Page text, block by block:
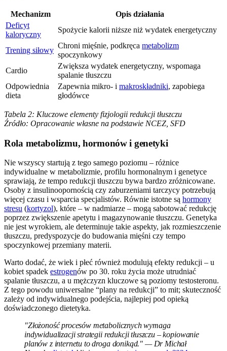
Mechanizm
Opis działania
Deficyt
kaloryczny
Spożycie kalorii niższe niż wydatek energetyczny
Trening siłowy
Chroni mięśnie, podkręca metabolizm
spoczynkowy
Cardio
Zwiększa wydatek energetyczny, wspomaga
spalanie tłuszczu
Odpowiednia
dieta
Zapewnia mikro- i makroskładniki, zapobiega
głodówce
Tabela 2: Kluczowe elementy fizjologii redukcji tłuszczu
Źródło: Opracowanie własne na podstawie NCEZ, SFD
Rola metabolizmu, hormonów i genetyki
Nie wszyscy startują z tego samego poziomu – różnice
indywidualne w metabolizmie, profilu hormonalnym i genetyce
sprawiają, że tempo redukcji tłuszczu bywa bardzo zróżnicowane.
Osoby z insulinoopornością czy zaburzeniami tarczycy potrzebują
więcej czasu i wsparcia specjalistów. Równie istotne są hormony
stresu (kortyzol), które – w nadmiarze – mogą sabotować redukcję
poprzez zwiększenie apetytu i magazynowanie tłuszczu. Genetyka
nie jest wyrokiem, ale determinuje takie aspekty, jak rozmieszczenie
tłuszczu, predyspozycje do budowania mięśni czy tempo
spoczynkowej przemiany materii.
Warto dodać, że wiek i płeć również modulują efekty redukcji – u
kobiet spadek estrogenów po 30. roku życia może utrudniać
spalanie tłuszczu, a u mężczyzn kluczowe są poziomy testosteronu.
Z tego powodu uniwersalne “plany na redukcji” to mit; skuteczność
zależy od indywidualnego podejścia, najlepiej pod opieką
doświadczonego dietetyka.
"Złożoność procesów metabolicznych wymaga
indywidualizacji strategii redukcji tłuszczu – kopiowanie
planów z internetu to droga donikąd." — Dr Michał